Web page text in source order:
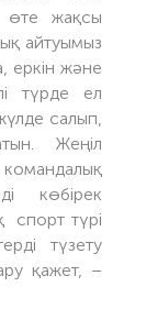
өте жақсы
айтуымыз
еркін және
түрде ел
салып,
Жеңіл
көбірек
спорт түрі
түзету
қажет, –